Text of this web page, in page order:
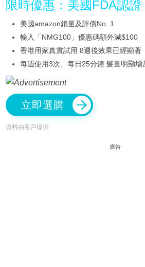
限時優惠：美國FDA認
美國amazon鎖量及評價No. 1
輸入「NMG100」優惠碼額外減$100
香港用家真實試用 8週後效果已經顯著
每週使用3次、每日25分鐘 髮量明顯增
立即選購
資料由客戶提供
廣告